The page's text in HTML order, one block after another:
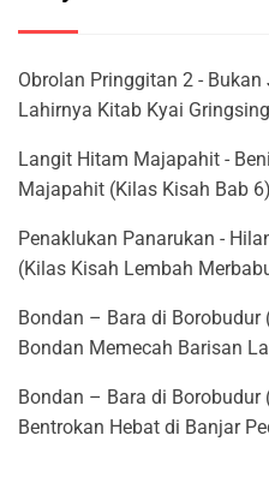
Obrolan Pringgitan 2 -
Lahirnya Kitab Kyai
Langit Hitam Majapahit -
Majapahit (Kilas Kisah Bab 6)
Penaklukan Panarukan -
(Kilas Kisah Lembah
Bondan – Bara di
Bondan Memecah Barisan
Bondan – Bara di
Bentrokan Hebat di Banjar